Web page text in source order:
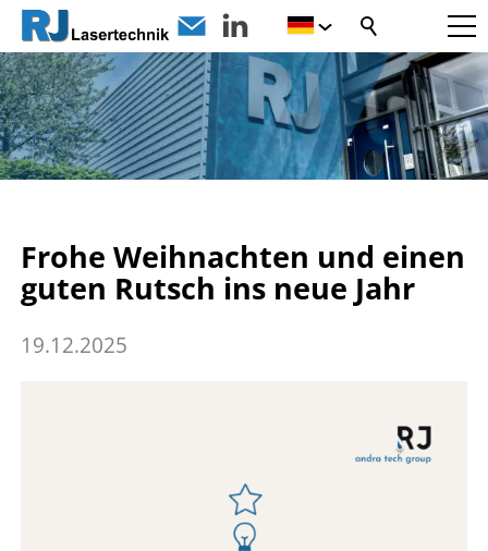
Frohe Weihnachten und einen
guten Rutsch ins neue Jahr
19.12.2025